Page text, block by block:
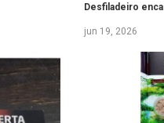
Desfiladeiro
jun 19, 2026